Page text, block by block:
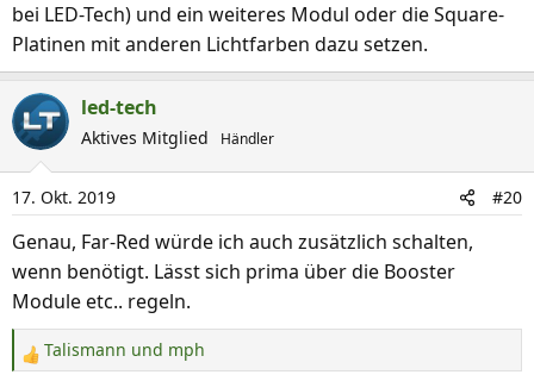
bei LED-Tech) und ein weiteres Modul oder die Square-
Platinen mit anderen Lichtfarben dazu setzen.
led-tech
Aktives Mitglied Händler
17. Okt. 2019 #20
Genau, Far-Red würde ich auch zusätzlich schalten,
wenn benötigt. Lässt sich prima über die Booster
Module etc.. regeln.
R Talismann und mph